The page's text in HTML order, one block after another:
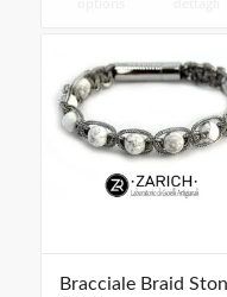
Bracciale Braid